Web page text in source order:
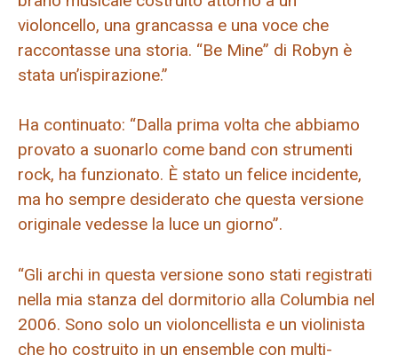
violoncello, una grancassa e una voce che
raccontasse una storia. “Be Mine” di Robyn è
stata un’ispirazione.”
Ha continuato: “Dalla prima volta che abbiamo
provato a suonarlo come band con strumenti
rock, ha funzionato. È stato un felice incidente,
ma ho sempre desiderato che questa versione
originale vedesse la luce un giorno”.
“Gli archi in questa versione sono stati registrati
nella mia stanza del dormitorio alla Columbia nel
2006. Sono solo un violoncellista e un violinista
che ho costruito in un ensemble con multi-